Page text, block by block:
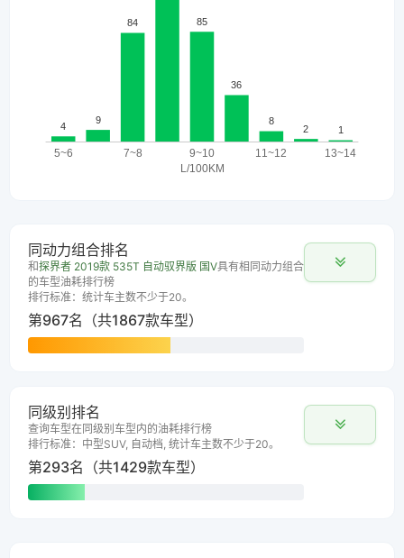
同动力组合排名
和探界者 2019款 535T 自动驭界版 国V具有相同动力组合
的车型油耗排行榜
排行标准：统计车主数不少于20。
第967名（共1867款车型）
同级别排名
查询车型在同级别车型内的油耗排行榜
排行标准：中型SUV, 自动档, 统计车主数不少于20。
第293名（共1429款车型）